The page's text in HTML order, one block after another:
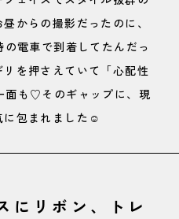
からの撮影だったのに、
電車で到着してたんだっ
を押さえていて「心配性
面も♡そのギャップに、現
に包まれました☺️
にリボン、トレ